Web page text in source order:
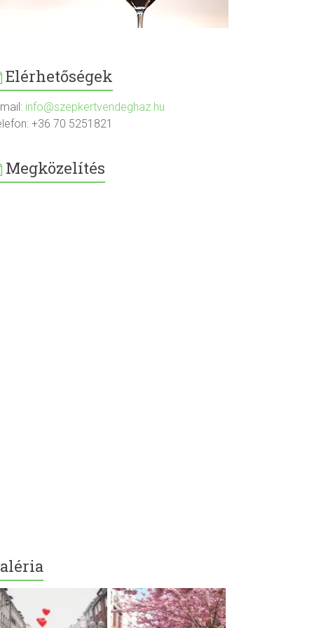
Elérhetőségek
info@szepkertvendeghaz.hu
+36 70 5251821
Megközelítés